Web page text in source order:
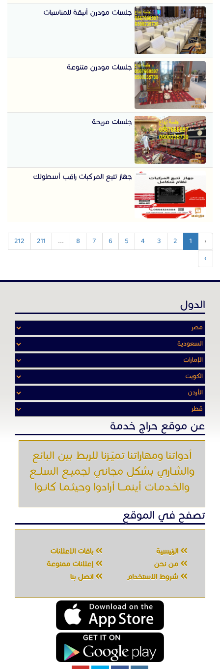
جلسات مودرن أنيقة للمناسبات
جلسات مودرن متنوعة
جلسات مريحة
جهاز تتبع المركبات راقب أسطولك
‹
1
2
3
4
5
6
7
8
...
211
212
›
الدول
عن موقع حراج خدمة
أدواتنا ومهاراتنا تميّـزنا للربط بين البائع
والشـاري بشكل مجاني لجميـع السلــع
والخـدمـات أينمـــا أرادوا وحيثـمـا كانـوا
تصفح في الموقع
الرئيسية
باقات الإعلانات
من نحن
إعلانات ممنوعة
شروط الاستخدام
اتصل بنا